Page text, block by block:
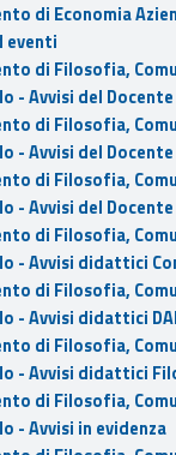
di Economia
eventi
di Filosofia,
- Avvisi del
di Filosofia,
- Avvisi del Docente
di Filosofia,
- Avvisi del
di Filosofia,
- Avvisi didattici
di Filosofia,
- Avvisi didattici
di Filosofia,
- Avvisi didattici
di Filosofia,
- Avvisi in evidenza